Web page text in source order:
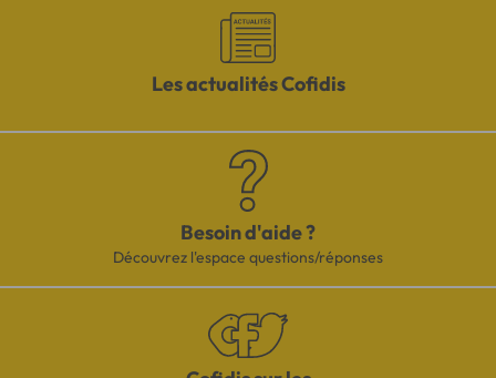
Les actualités Cofidis
Besoin d'aide ?
Découvrez l'espace questions/réponses